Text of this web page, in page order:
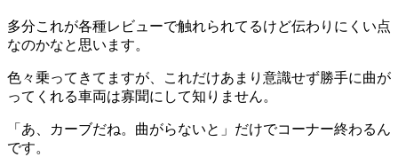
多分これが各種レビューで触れられてるけど伝わりにくい点
なのかなと思います。
色々乗ってきてますが、これだけあまり意識せず勝手に曲が
ってくれる車両は寡聞にして知りません。
「あ、カーブだね。曲がらないと」だけでコーナー終わるん
です。